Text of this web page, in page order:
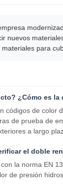
nuevos
para
¿Cómo es la
códigos de
de prueba de
a largo
el doble
la norma EN
de presión